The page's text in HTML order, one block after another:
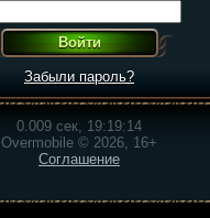
Забыли пароль?
0.009 сек, 19:19:14
Overmobile © 2026, 16+
Соглашение